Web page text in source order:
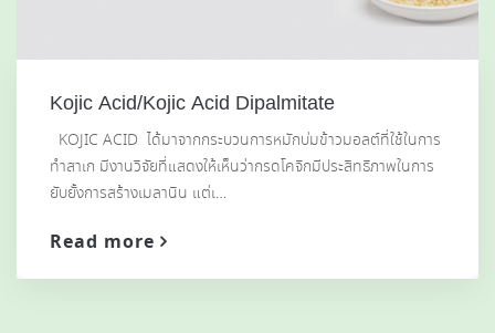
Kojic Acid/Kojic Acid Dipalmitate
KOJIC ACID ได้มาจากกระบวนการหมักบ่มข้าวมอลต์ที่ใช้ในการ
ทำสาเก มีงานวิจัยที่แสดงให้เห็นว่ากรดโคจิกมีประสิทธิภาพในการ
ยับยั้งการสร้างเมลานิน แต่เ…
Read more